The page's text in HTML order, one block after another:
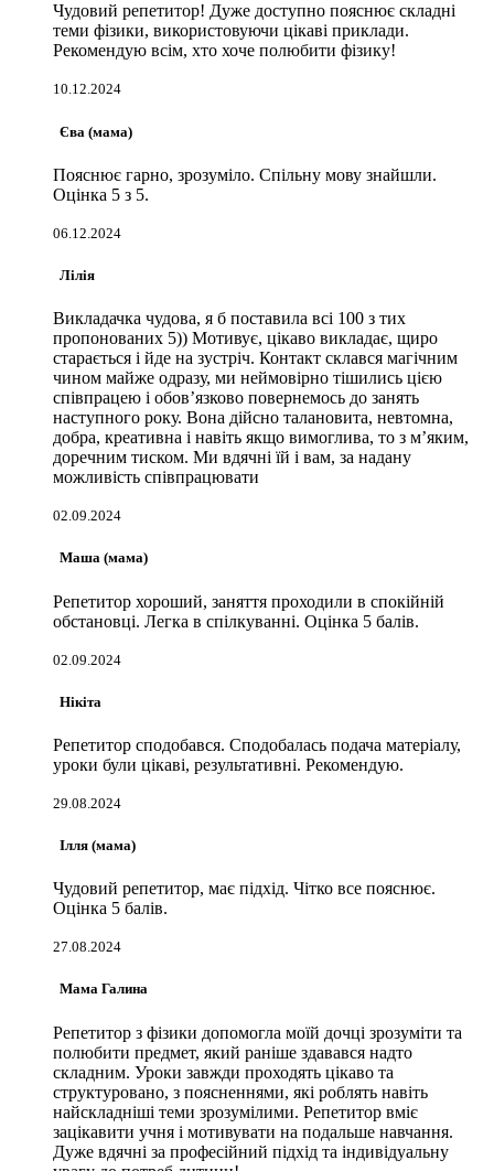
Чудовий репетитор! Дуже доступно пояснює складні
теми фізики, використовуючи цікаві приклади.
Рекомендую всім, хто хоче полюбити фізику!
10.12.2024
Єва (мама)
Пояснює гарно, зрозуміло. Спільну мову знайшли.
Оцінка 5 з 5.
06.12.2024
Лілія
Викладачка чудова, я б поставила всі 100 з тих
пропонованих 5)) Мотивує, цікаво викладає, щиро
старається і йде на зустріч. Контакт склався магічним
чином майже одразу, ми неймовірно тішились цією
співпрацею і обовʼязково повернемось до занять
наступного року. Вона дійсно талановита, невтомна,
добра, креативна і навіть якщо вимоглива, то з мʼяким,
доречним тиском. Ми вдячні їй і вам, за надану
можливість співпрацювати
02.09.2024
Маша (мама)
Репетитор хороший, заняття проходили в спокійній
обстановці. Легка в спілкуванні. Оцінка 5 балів.
02.09.2024
Нікіта
Репетитор сподобався. Сподобалась подача матеріалу,
уроки були цікаві, результативні. Рекомендую.
29.08.2024
Ілля (мама)
Чудовий репетитор, має підхід. Чітко все пояснює.
Оцінка 5 балів.
27.08.2024
Мама Галина
Репетитор з фізики допомогла моїй дочці зрозуміти та
полюбити предмет, який раніше здавався надто
складним. Уроки завжди проходять цікаво та
структуровано, з поясненнями, які роблять навіть
найскладніші теми зрозумілими. Репетитор вміє
зацікавити учня і мотивувати на подальше навчання.
Дуже вдячні за професійний підхід та індивідуальну